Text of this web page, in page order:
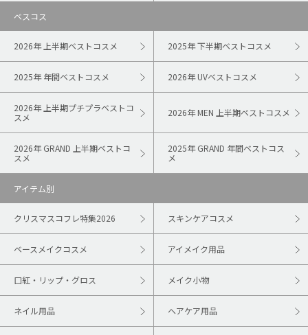
ベスコス
2026年 上半期ベストコスメ 2025年 下半期ベストコスメ
2025年 年間ベストコスメ 2026年 UVベストコスメ
2026年 上半期プチプラベストコ
スメ
2026年 MEN 上半期ベストコスメ
2026年 GRAND 上半期ベストコ
スメ
2025年 GRAND 年間ベストコス
メ
アイテム別
クリスマスコフレ特集2026 スキンケアコスメ
ベースメイクコスメ アイメイク用品
口紅・リップ・グロス メイク小物
ネイル用品 ヘアケア用品